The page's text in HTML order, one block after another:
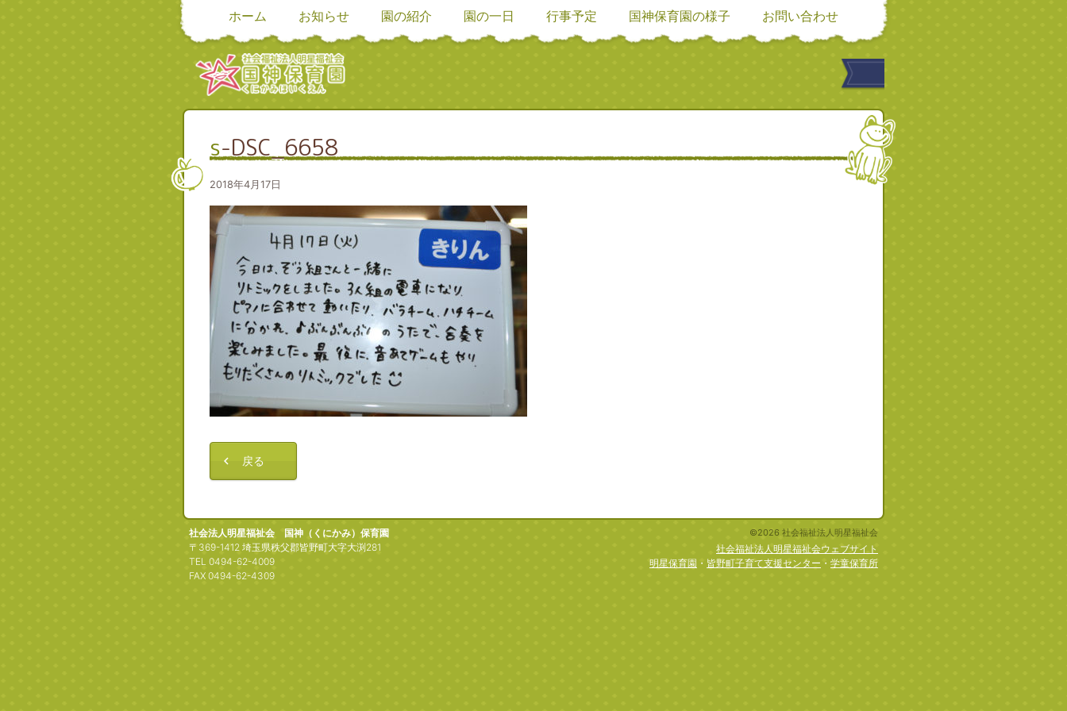
ホーム お知らせ 園の紹介 園の一日 行事予定 国神保育園の様子 お問い合わせ
s-DSC_6658
2018年4月17日
戻る
社会法人明星福祉会 国神（くにかみ）保育園
〒369-1412 埼玉県秩父郡皆野町大字大渕281
TEL 0494-62-4009
FAX 0494-62-4309
©2026 社会福祉法人明星福祉会
社会福祉法人明星福祉会ウェブサイト
明星保育園 ・ 皆野町子育て支援センター ・ 学童保育所